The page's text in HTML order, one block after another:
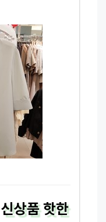
상품 핫한